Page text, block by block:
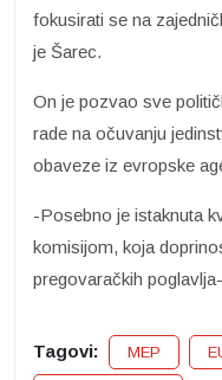
fokusirati se na
je Šarec.
On je pozvao sve
rade na očuvanju
obaveze iz evropske
-Posebno je istaknuta
komisijom, koja
pregovaračkih
Tagovi: MEP